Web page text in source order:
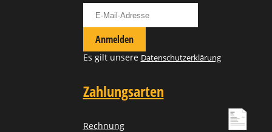
Anmelden
Es gilt unsere Datenschutzerklärung
Zahlungsarten
Rechnung